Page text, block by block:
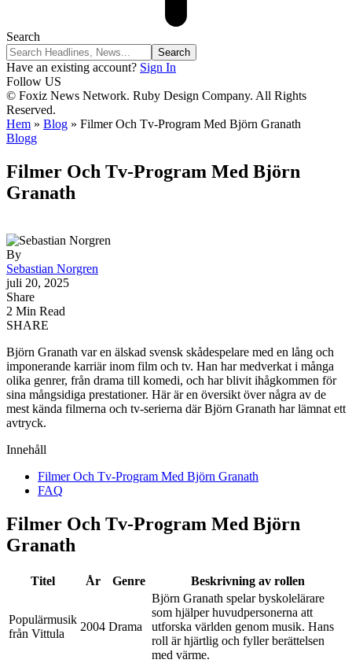
Search
Have an existing account? Sign In
Follow US
© Foxiz News Network. Ruby Design Company. All Rights
Reserved.
Hem » Blog » Filmer Och Tv-Program Med Björn Granath
Blogg
Filmer Och Tv-Program Med Björn
Granath
By
Sebastian Norgren
juli 20, 2025
Share
2 Min Read
SHARE
Björn Granath var en älskad svensk skådespelare med en lång och
imponerande karriär inom film och tv. Han har medverkat i många
olika genrer, från drama till komedi, och har blivit ihågkommen för
sina mångsidiga prestationer. Här är en översikt över några av de
mest kända filmerna och tv-serierna där Björn Granath har lämnat ett
avtryck.
Innehåll
Filmer Och Tv-Program Med Björn Granath
FAQ
Filmer Och Tv-Program Med Björn
Granath
Titel År Genre Beskrivning av rollen
Populärmusik
från Vittula
2004 Drama
Björn Granath spelar byskolelärare
som hjälper huvudpersonerna att
utforska världen genom musik. Hans
roll är hjärtlig och fyller berättelsen
med värme.